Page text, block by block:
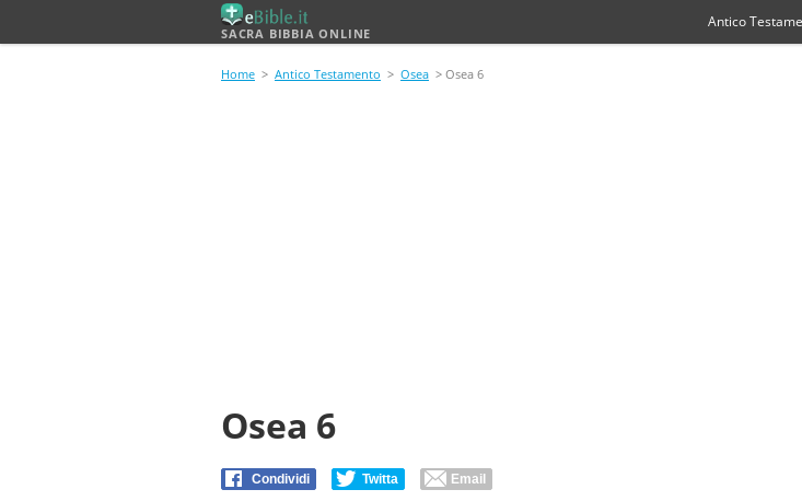
SACRA BIBBIA ONLINE
Antico
Home > Antico Testamento > Osea > Osea 6
Osea 6
Condividi Twitta Email